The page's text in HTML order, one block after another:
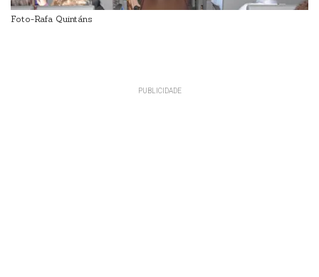
Foto-Rafa Quintáns